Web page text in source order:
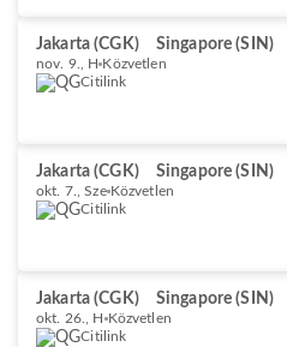
Jakarta (CGK) Singapore (SIN)
nov. 9., H Közvetlen
Citilink
Jakarta (CGK) Singapore (SIN)
okt. 7., Sze Közvetlen
Citilink
Jakarta (CGK) Singapore (SIN)
okt. 26., H Közvetlen
Citilink